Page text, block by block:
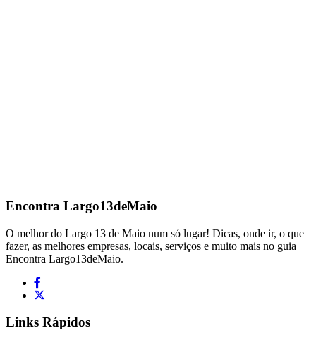
Encontra Largo13deMaio
O melhor do Largo 13 de Maio num só lugar! Dicas, onde ir, o que
fazer, as melhores empresas, locais, serviços e muito mais no guia
Encontra Largo13deMaio.
Links Rápidos